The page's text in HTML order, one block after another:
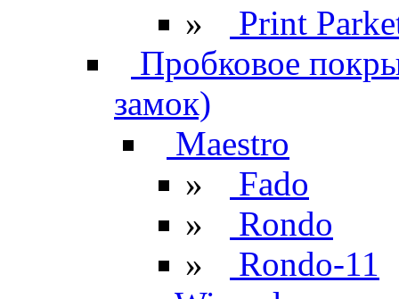
»
Print
Пробковое
замок)
Maestro
»
Fado
»
Rondo
»
Rondo-11